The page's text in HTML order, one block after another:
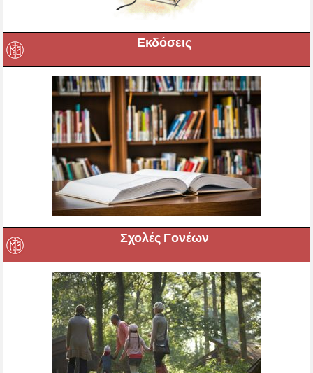
Εκδόσεις
Σχολές Γονέων